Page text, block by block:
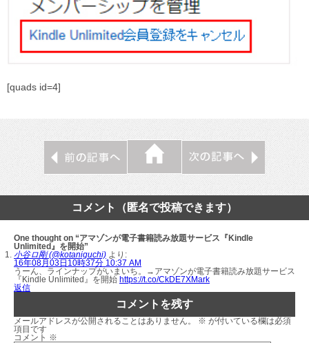
[quads id=4]
コメント（匿名で投稿できます）
One thought on “アマゾンが電子書籍読み放題サービス『Kindle
Unlimited』を開始”
小谷ロ剛 (@kotaniguchi) より:
16年08月03日10時37分 10:37 AM
うーん、ラインナップがいまいち。→アマゾンが電子書籍読み放題サービス
『Kindle Unlimited』を開始 https://t.co/CkDE7XMark
返信
コメントを残す
メールアドレスが公開されることはありません。 ※ が付いている欄は必須
項目です
コメント ※